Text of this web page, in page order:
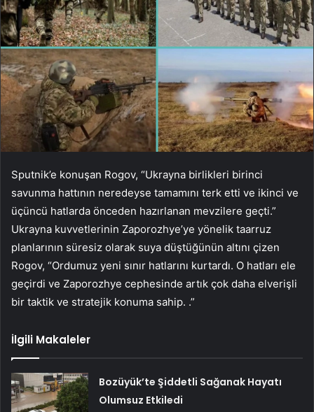
Sputnik’e konuşan Rogov, “Ukrayna birlikleri birinci
savunma hattının neredeyse tamamını terk etti ve ikinci ve
üçüncü hatlarda önceden hazırlanan mevzilere geçti.”
Ukrayna kuvvetlerinin Zaporozhye’ye yönelik taarruz
planlarının süresiz olarak suya düştüğünün altını çizen
Rogov, “Ordumuz yeni sınır hatlarını kurtardı. O hatları ele
geçirdi ve Zaporozhye cephesinde artık çok daha elverişli
bir taktik ve stratejik konuma sahip. .”
İlgili Makaleler
Bozüyük’te Şiddetli Sağanak Hayatı
Olumsuz Etkiledi